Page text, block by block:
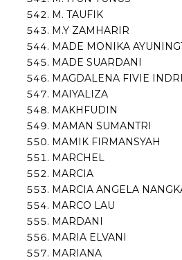
M. TAUFIK
M.Y ZAMHARIR
MADE MONIKA
MADE SUARDANI
MAGDALENA FIVIE
MAIYALIZA
MAKHFUDIN
MAMAN SUMANTRI
MAMIK FIRMANSYAH
MARCHEL
MARCIA
MARCIA ANGELA
MARCO LAU
MARDANI
MARIA ELVANI
MARIANA